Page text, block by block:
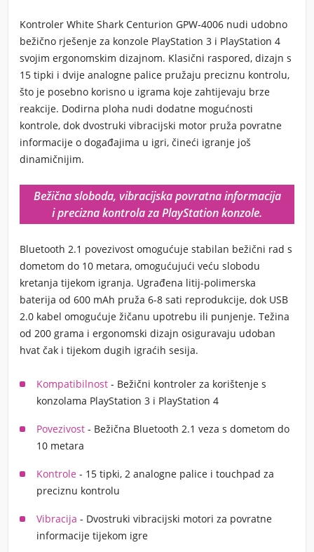
Kontroler White Shark Centurion GPW-4006 nudi udobno
bežično rješenje za konzole PlayStation 3 i PlayStation 4
svojim ergonomskim dizajnom. Klasični raspored, dizajn s
15 tipki i dvije analogne palice pružaju preciznu kontrolu,
što je posebno korisno u igrama koje zahtijevaju brze
reakcije. Dodirna ploha nudi dodatne mogućnosti
kontrole, dok dvostruki vibracijski motor pruža povratne
informacije o događajima u igri, čineći igranje još
dinamičnijim.
Bežična sloboda, vibracijska povratna informacija
i precizna kontrola za PlayStation konzole.
Bluetooth 2.1 povezivost omogućuje stabilan bežični rad s
dometom do 10 metara, omogućujući veću slobodu
kretanja tijekom igranja. Ugrađena litij-polimerska
baterija od 600 mAh pruža 6-8 sati reprodukcije, dok USB
2.0 kabel omogućuje žičanu upotrebu ili punjenje. Težina
od 200 grama i ergonomski dizajn osiguravaju udoban
hvat čak i tijekom dugih igraćih sesija.
Kompatibilnost - Bežični kontroler za korištenje s
konzolama PlayStation 3 i PlayStation 4
Povezivost - Bežična Bluetooth 2.1 veza s dometom do
10 metara
Kontrole - 15 tipki, 2 analogne palice i touchpad za
preciznu kontrolu
Vibracija - Dvostruki vibracijski motori za povratne
informacije tijekom igre